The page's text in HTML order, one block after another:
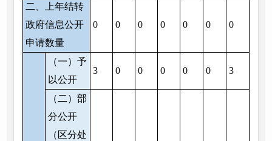
二、上年结转
政府信息公开
申请数量
0 0 0 0 0 0 0
（一）予
以公开
3 0 0 0 0 0 3
（二）部
分公开
（区分处